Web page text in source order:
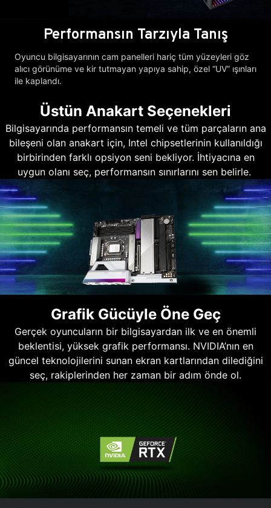
Performansın Tarzıyla Tanış
Oyuncu bilgisayarının cam panelleri hariç tüm yüzeyleri göz
alıcı görünüme ve kir tutmayan yapıya sahip, özel “UV” ışınları
ile kaplandı.
Üstün Anakart Seçenekleri
Bilgisayarında performansın temeli ve tüm parçaların ana
bileşeni olan anakart için, Intel chipsetlerinin kullanıldığı
birbirinden farklı opsiyon seni bekliyor. İhtiyacına en
uygun olanı seç, performansın sınırlarını sen belirle.
Grafik Gücüyle Öne Geç
Gerçek oyuncuların bir bilgisayardan ilk ve en önemli
beklentisi, yüksek grafik performansı. NVIDIA’nın en
güncel teknolojilerini sunan ekran kartlarından dilediğini
seç, rakiplerinden her zaman bir adım önde ol.